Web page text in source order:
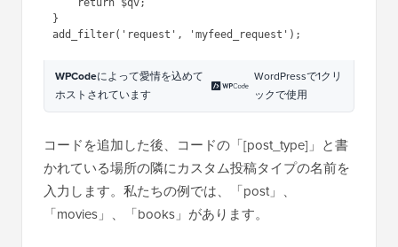
}
WPCodeによって愛情を込めて
ホストされています
WordPressで1クリ
ックで使用
コードを追加した後、コードの「[post_type]」と書
かれている場所の隣にカスタム投稿タイプの名前を
入力します。私たちの例では、「post」、
「movies」、「books」があります。